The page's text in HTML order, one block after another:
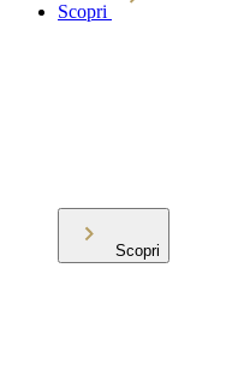
Scopri
Scopri